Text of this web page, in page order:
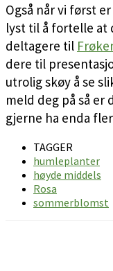
Også når vi først
lyst til å fortelle at
deltagere til
dere til
utrolig skøy å se
meld deg på så
gjerne ha enda
TAGGER
humleplanter
høyde middels
Rosa
sommerblomst